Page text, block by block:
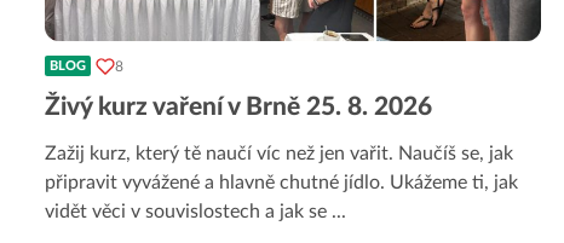
BLOG 8
Živý kurz vaření v Brně 25. 8. 2026
Zažij kurz, který tě naučí víc než jen vařit. Naučíš se, jak
připravit vyvážené a hlavně chutné jídlo. Ukážeme ti, jak
vidět věci v souvislostech a jak se ...